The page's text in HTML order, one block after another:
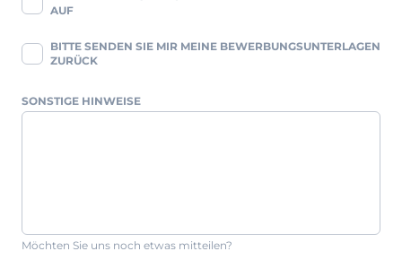
AUF
BITTE SENDEN SIE MIR MEINE BEWERBUNGSUNTERLAGEN
ZURÜCK
SONSTIGE HINWEISE
Möchten Sie uns noch etwas mitteilen?